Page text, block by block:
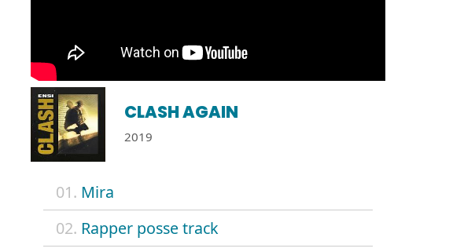
CLASH AGAIN
2019
01. Mira
02. Rapper posse track